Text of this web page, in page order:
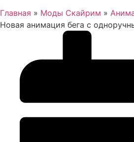
Главная » Моды Скайрим »
Новая анимация бега с